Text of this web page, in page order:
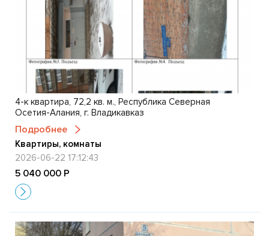
4-к квартира, 72,2 кв. м., Республика Северная
Осетия-Алания, г. Владикавказ
Подробнее
Квартиры, комнаты
2026-06-22 17:12:43
5 040 000 Р